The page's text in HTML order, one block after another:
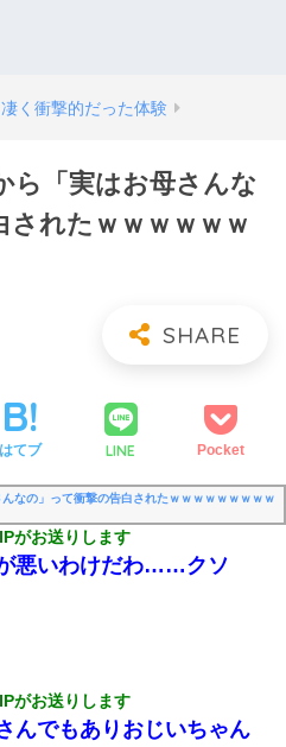
く衝撃的だった体験
ら「実はお母さんな
れたｗｗｗｗｗｗ
はてブ LINE Pocket
なの」って衝撃の告白されたｗｗｗｗｗｗｗｗｗ
がお送りします
悪いわけだわ……クソ
がお送りします
んでもありおじいちゃん